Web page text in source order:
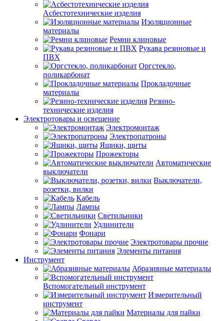
Асбестотехнические изделия
Изоляционные
материалы
Ремни клиновые
Рукава резиновые и
ПВХ
Оргстекло,
поликарбонат
Прокладочные
материалы
Резино-
технические изделия
Электротовары и освещение
Электромонтаж
Электропатроны
Ящики, щиты
Прожекторы
Автоматические
выключатели
Выключатели,
розетки, вилки
Кабель
Лампы
Светильники
Удлинители
Фонари
Электротовары прочие
Элементы питания
Инструмент
Абразивные материалы
Вспомогательный инструмент
Измерительный
инструмент
Материалы для пайки